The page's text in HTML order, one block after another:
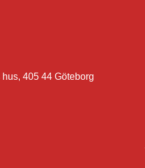
405 44 Göteborg